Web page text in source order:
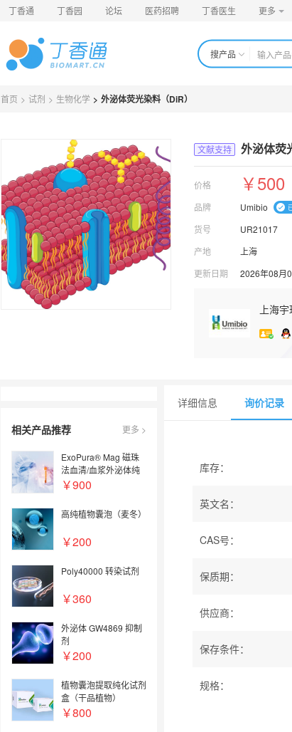
丁香通 丁香园 论坛 医药招聘 丁香医生 更多
搜产品
首页 > 试剂 > 生物化学 > 外泌体荧光染料（DiR）
文献支持 外泌体荧
价格 ￥500
品牌
Umibio
货号
UR21017
产地
上海
更新日期
2026年08月
上海
相关产品推荐 更多 >
ExoPura® Mag 磁珠
法血清/血浆外泌体纯
化试剂盒
￥900
高纯植物囊泡（麦冬）
￥200
Poly40000 转染试剂
￥360
外泌体 GW4869 抑制
剂
￥200
植物囊泡提取纯化试剂
盒（干品植物）
￥800
详细信息 询价记录
库存：
英文名 ：
CAS号：
保质期：
供应商：
保存条件：
规格：